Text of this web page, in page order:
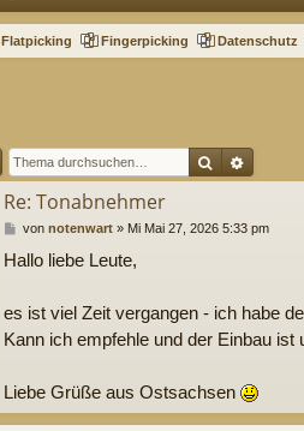
Flatpicking Fingerpicking Datenschutz
Suche
Re: Tonabnehmer
B
i
a
g
von notenwart» Mi Mai 27, 2026 5:33 pm
Hallo liebe Leute,
es ist viel Zeit vergangen - ich habe
Kann ich empfehle und der Einbau ist
Liebe Grüße aus Ostsachsen